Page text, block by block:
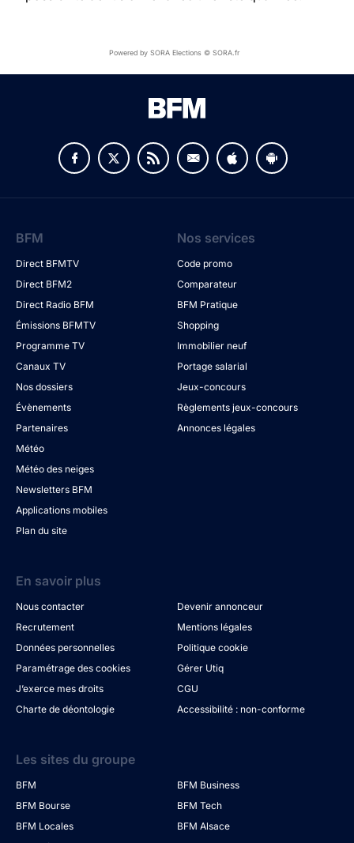
Powered by SORA Elections © SORA.fr
BFM
Direct BFMTV
Direct BFM2
Direct Radio BFM
Émissions BFMTV
Programme TV
Canaux TV
Nos dossiers
Évènements
Partenaires
Météo
Météo des neiges
Newsletters BFM
Applications mobiles
Plan du site
Nos services
Code promo
Comparateur
BFM Pratique
Shopping
Immobilier neuf
Portage salarial
Jeux-concours
Règlements jeux-concours
Annonces légales
En savoir plus
Nous contacter
Devenir annonceur
Recrutement
Mentions légales
Données personnelles
Politique cookie
Paramétrage des cookies
Gérer Utiq
J’exerce mes droits
CGU
Charte de déontologie
Accessibilité : non-conforme
Les sites du groupe
BFM
BFM Business
BFM Bourse
BFM Tech
BFM Locales
BFM Alsace